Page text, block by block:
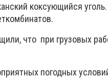
коксующийся
что при грузовых
погодных